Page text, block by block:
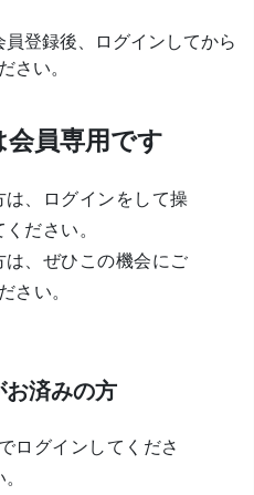
登録後、ログインしてから
さい。
員専用です
、ログインをして操
ださい。
、ぜひこの機会にご
さい。
済みの方
ログインしてくださ